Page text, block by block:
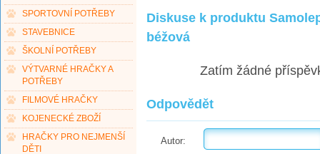
SPORTOVNÍ POTŘEBY
STAVEBNICE
ŠKOLNÍ POTŘEBY
VÝTVARNÉ HRAČKY A
POTŘEBY
FILMOVÉ HRAČKY
KOJENECKÉ ZBOŽÍ
HRAČKY PRO NEJMENŠÍ
DĚTI
Diskuse k produktu
béžová
Zatím žádné
Odpovědět
Autor: